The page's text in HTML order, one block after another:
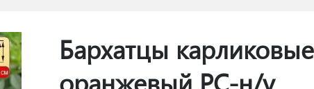
Бархатцы
оранжевый РС-н/у